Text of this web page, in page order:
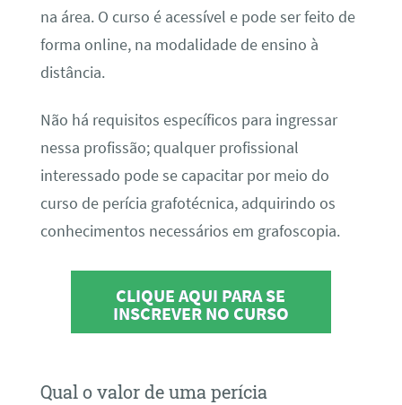
na área. O curso é acessível e pode ser feito de
forma online, na modalidade de ensino à
distância.
Não há requisitos específicos para ingressar
nessa profissão; qualquer profissional
interessado pode se capacitar por meio do
curso de perícia grafotécnica, adquirindo os
conhecimentos necessários em grafoscopia.
CLIQUE AQUI PARA SE
INSCREVER NO CURSO
Qual o valor de uma perícia